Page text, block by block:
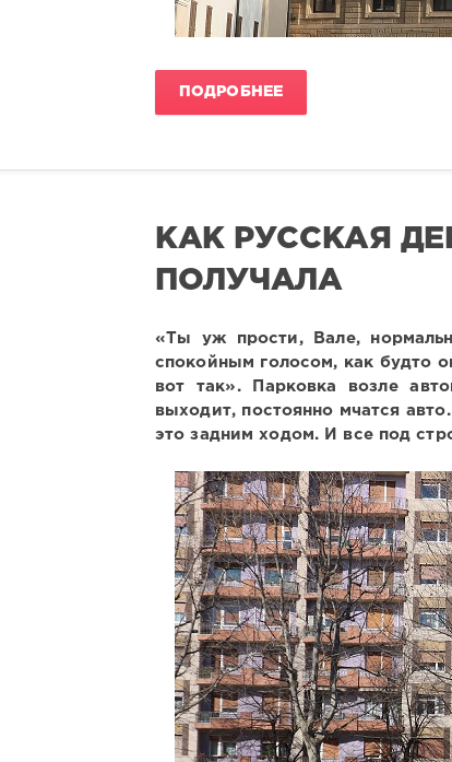
ПОДРОБНЕЕ
КАК РУССКАЯ
ПОЛУЧАЛА
«Ты уж прости, Вале,
спокойным голосом, как будто
вот так». Парковка возле
выходит, постоянно мчатся
это задним ходом. И все под